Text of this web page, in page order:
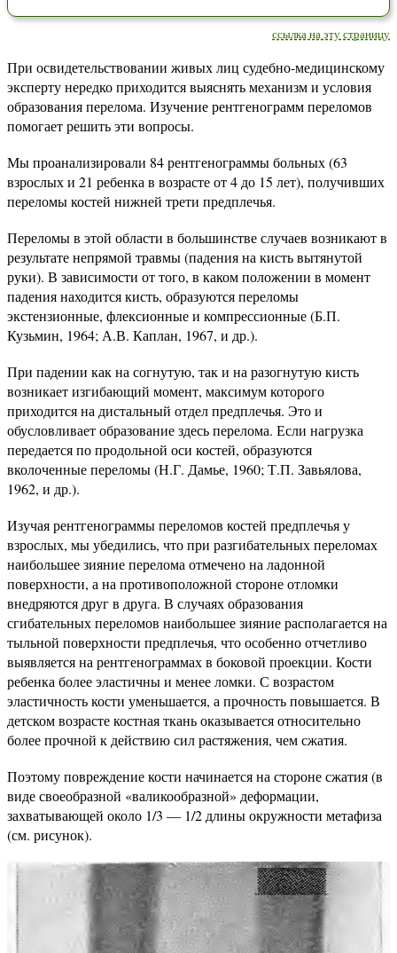
ссылка на эту страницу
При освидетельствовании живых лиц судебно-медицинскому
эксперту нередко приходится выяснять механизм и условия
образования перелома. Изучение рентгенограмм переломов
помогает решить эти вопросы.
Мы проанализировали 84 рентгенограммы больных (63
взрослых и 21 ребенка в возрасте от 4 до 15 лет), получивших
переломы костей нижней трети предплечья.
Переломы в этой области в большинстве случаев возникают в
результате непрямой травмы (падения на кисть вытянутой
руки). В зависимости от того, в каком положении в момент
падения находится кисть, образуются переломы
экстензионные, флексионные и компрессионные (Б.П.
Кузьмин, 1964; А.В. Каплан, 1967, и др.).
При падении как на согнутую, так и на разогнутую кисть
возникает изгибающий момент, максимум которого
приходится на дистальный отдел предплечья. Это и
обусловливает образование здесь перелома. Если нагрузка
передается по продольной оси костей, образуются
вколоченные переломы (Н.Г. Дамье, 1960; Т.П. Завьялова,
1962, и др.).
Изучая рентгенограммы переломов костей предплечья у
взрослых, мы убедились, что при разгибательных переломах
наибольшее зияние перелома отмечено на ладонной
поверхности, а на противоположной стороне отломки
внедряются друг в друга. В случаях образования
сгибательных переломов наибольшее зияние располагается на
тыльной поверхности предплечья, что особенно отчетливо
выявляется на рентгенограммах в боковой проекции. Кости
ребенка более эластичны и менее ломки. С возрастом
эластичность кости уменьшается, а прочность повышается. В
детском возрасте костная ткань оказывается относительно
более прочной к действию сил растяжения, чем сжатия.
Поэтому повреждение кости начинается на стороне сжатия (в
виде своеобразной «валикообразной» деформации,
захватывающей около 1/3 — 1/2 длины окружности метафиза
(см. рисунок).